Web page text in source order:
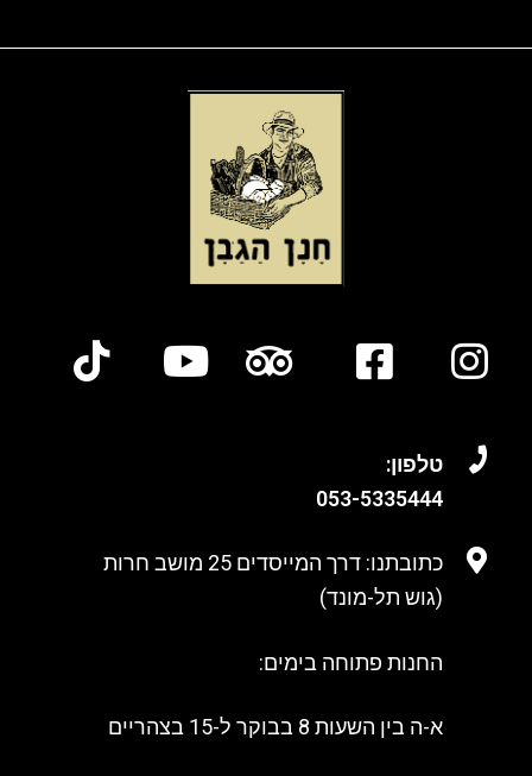
טלפון:
053-5335444
כתובתנו: דרך המייסדים 25 מושב חרות
(גוש תל-מונד)
החנות פתוחה בימים:
א-ה בין השעות 8 בבוקר ל-15 בצהריים